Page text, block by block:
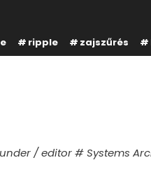
ripple zajszűrés
/ editor # Systems